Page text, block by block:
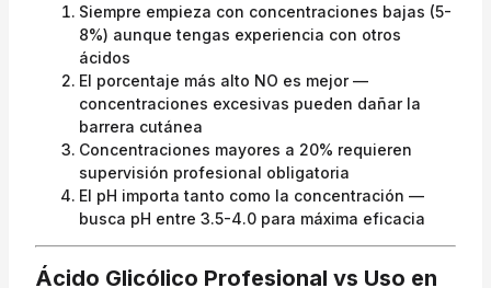
Siempre empieza con concentraciones bajas (5-
8%) aunque tengas experiencia con otros
ácidos
El porcentaje más alto NO es mejor —
concentraciones excesivas pueden dañar la
barrera cutánea
Concentraciones mayores a 20% requieren
supervisión profesional obligatoria
El pH importa tanto como la concentración —
busca pH entre 3.5-4.0 para máxima eficacia
Ácido Glicólico Profesional vs Uso en